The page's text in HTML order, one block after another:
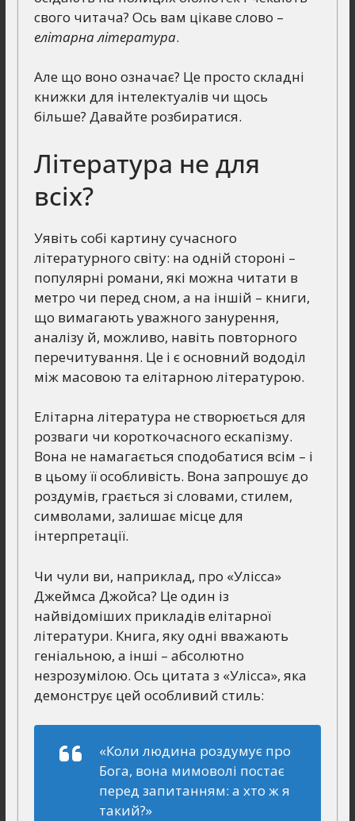
свого читача? Ось вам цікаве слово –
елітарна література.
Але що воно означає? Це просто складні
книжки для інтелектуалів чи щось
більше? Давайте розбиратися.
Література не для
всіх?
Уявіть собі картину сучасного
літературного світу: на одній стороні –
популярні романи, які можна читати в
метро чи перед сном, а на іншій – книги,
що вимагають уважного занурення,
аналізу й, можливо, навіть повторного
перечитування. Це і є основний вододіл
між масовою та елітарною літературою.
Елітарна література не створюється для
розваги чи короткочасного ескапізму.
Вона не намагається сподобатися всім – і
в цьому її особливість. Вона запрошує до
роздумів, грається зі словами, стилем,
символами, залишає місце для
інтерпретації.
Чи чули ви, наприклад, про «Улісса»
Джеймса Джойса? Це один із
найвідоміших прикладів елітарної
літератури. Книга, яку одні вважають
геніальною, а інші – абсолютно
незрозумілою. Ось цитата з «Улісса», яка
демонструє цей особливий стиль:
«Коли людина роздумує про
Бога, вона мимоволі постає
перед запитанням: а хто ж я
такий?»